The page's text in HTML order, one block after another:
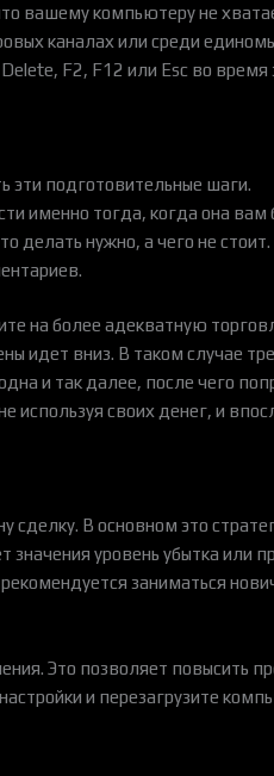
вашему компьютеру не
каналах или среди
F2, F12 или Esc во время
эти подготовительные шаги.
именно тогда, когда она вам
делать нужно, а чего не стоит.
на более адекватную
идет вниз. В таком случае
и так далее, после чего
используя своих денег, и
В основном это
уровень убытка или
заниматься
Это позволяет повысить
и перезагрузите